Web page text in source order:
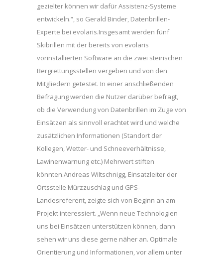
gezielter können wir dafür Assistenz-Systeme
entwickeln.“, so Gerald Binder, Datenbrillen-
Experte bei evolaris.Insgesamt werden fünf
Skibrillen mit der bereits von evolaris
vorinstallierten Software an die zwei steirischen
Bergrettungsstellen vergeben und von den
Mitgliedern getestet. In einer anschließenden
Befragung werden die Nutzer darüber befragt,
ob die Verwendung von Datenbrillen im Zuge von
Einsätzen als sinnvoll erachtet wird und welche
zusätzlichen Informationen (Standort der
Kollegen, Wetter- und Schneeverhältnisse,
Lawinenwarnung etc.) Mehrwert stiften
könnten.Andreas Wiltschnigg, Einsatzleiter der
Ortsstelle Mürzzuschlag und GPS-
Landesreferent, zeigte sich von Beginn an am
Projekt interessiert. „Wenn neue Technologien
uns bei Einsätzen unterstützen können, dann
sehen wir uns diese gerne näher an. Optimale
Orientierung und Informationen, vor allem unter